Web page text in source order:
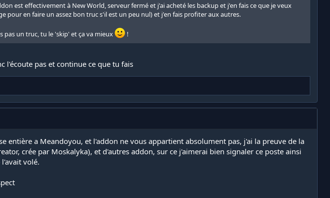
est effectivement à New World, serveur fermé et j'ai acheté les backup et j'en fais ce que je veux
pour en faire un assez bon truc s'il est un peu nul) et j'en fais profiter aux autres.
pas un truc, tu le 'skip' et ça va mieux !
l'écoute pas et continue ce que tu fais
entière a Meandoyou, et l'addon ne vous appartient absolument pas, j'ai la preuve de la
crée par Moskalyka), et d'autres addon, sur ce j'aimerai bien signaler ce poste ainsi
volé.